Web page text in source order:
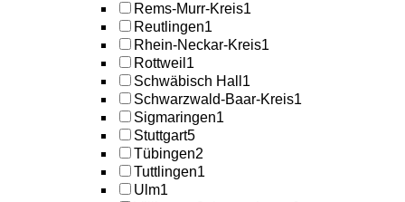
Rems-Murr-Kreis1
Reutlingen1
Rhein-Neckar-Kreis1
Rottweil 1
Schwäbisch Hall 1
Schwarzwald-Baar-Kreis1
Sigmaringen1
Stuttgart5
Tübingen2
Tuttlingen1
Ulm1